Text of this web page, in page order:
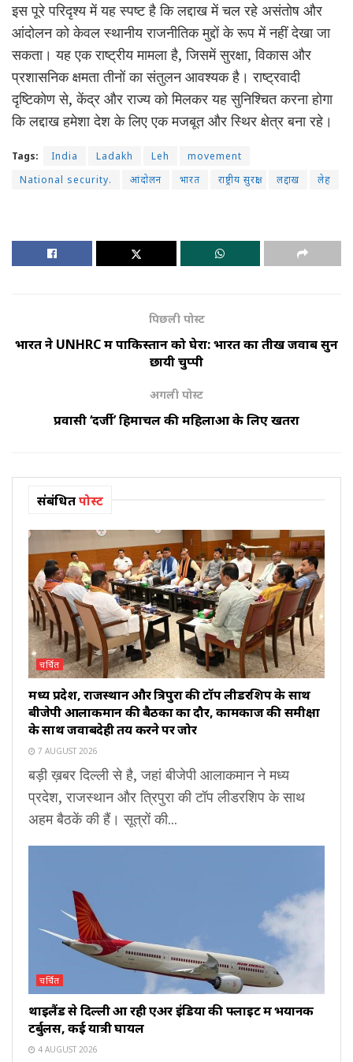
इस पूरे परिदृश्य में यह स्पष्ट है कि लद्दाख में चल रहे असंतोष और
आंदोलन को केवल स्थानीय राजनीतिक मुद्दों के रूप में नहीं देखा जा
सकता। यह एक राष्ट्रीय मामला है, जिसमें सुरक्षा, विकास और
प्रशासनिक क्षमता तीनों का संतुलन आवश्यक है। राष्ट्रवादी
दृष्टिकोण से, केंद्र और राज्य को मिलकर यह सुनिश्चित करना होगा
कि लद्दाख हमेशा देश के लिए एक मजबूत और स्थिर क्षेत्र बना रहे।
Tags: India Ladakh Leh
movement
National security.
आंदोलन भारत राष्ट्रीय सुरक्षा लद्दाख लेह
पिछली पोस्ट
भारत ने UNHRC में पाकिस्तान को घेरा: भारत का तीख जवाब सुन
छायी चुप्पी
अगली पोस्ट
प्रवासी ‘दर्जी’ हिमाचल की महिलाओं के लिए खतरा
संबंधितपोस्ट
चर्चित
मध्य प्रदेश, राजस्थान और त्रिपुरा की टॉप लीडरशिप के साथ
बीजेपी आलाकमान की बैठकों का दौर, कामकाज की समीक्षा
के साथ जवाबदेही तय करने पर जोर
7 AUGUST 2026
बड़ी ख़बर दिल्ली से है, जहां बीजेपी आलाकमान ने मध्य
प्रदेश, राजस्थान और त्रिपुरा की टॉप लीडरशिप के साथ
अहम बैठकें की हैं। सूत्रों की...
चर्चित
थाइलैंड से दिल्ली आ रही एअर इंडिया की फ्लाइट में भयानक
टर्बुलेंस, कई यात्री घायल
4 AUGUST 2026